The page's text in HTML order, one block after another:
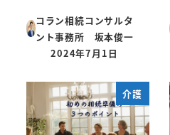
コラン相続コンサルタ
ント事務所 坂本俊一
投稿日
2024年7月1日
介護